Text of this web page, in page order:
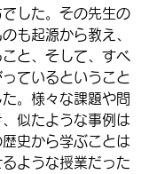
した。その先生の
も起源から教え、
と、そして、すべ
ているということ
。様々な課題や問
似たような事例は
史から学ぶことは
ような授業だった